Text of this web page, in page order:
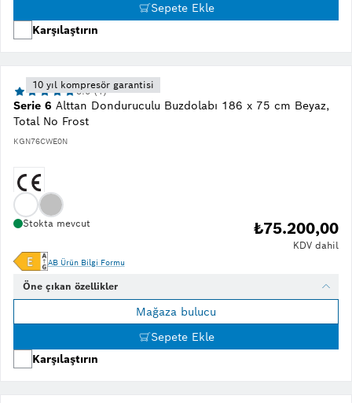
Sepete Ekle
Karşılaştırın
Serie 6 Alttan Donduruculu Buzdolabı 186 x 75 cm Beyaz,
Total No Frost
KGN76CWE0N
5.0 (1)
10 yıl kompresör garantisi
Stokta mevcut ₺75.200,00
KDV dahil
AB Ürün Bilgi Formu
Öne çıkan özellikler
Mağaza bulucu
Sepete Ekle
Karşılaştırın